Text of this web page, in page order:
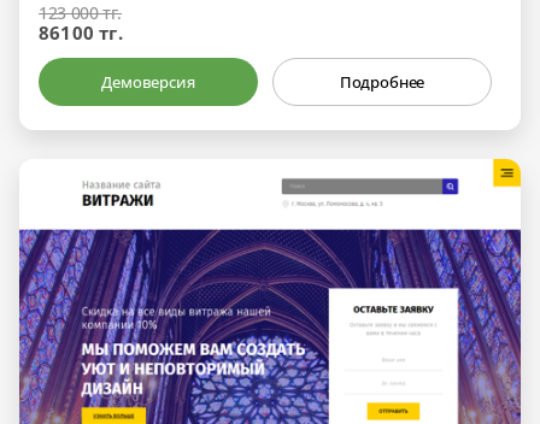
123 000 тг.
86100 тг.
Демоверсия Подробнее